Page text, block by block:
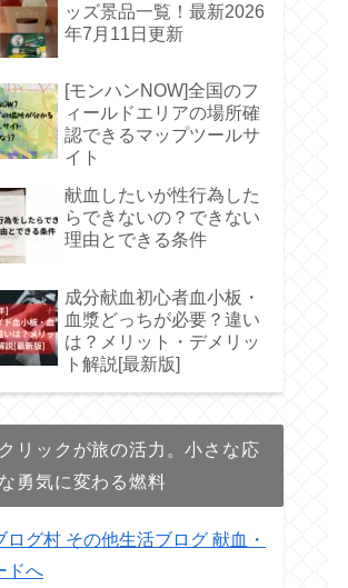
ッズ景品一覧！最新2026
年7月11日更新
[モンハンNOW]全国のフ
ィールドエリアの場所確
認できるマップツールサ
イト
献血したいが性行為した
らできないの？できない
理由とできる条件
成分献血初心者血小板・
血漿どっちが必要？違い
は？メリット・デメリッ
ト解説[最新版]
リックが旅の活力。小さな応
勇気に変わる燃料